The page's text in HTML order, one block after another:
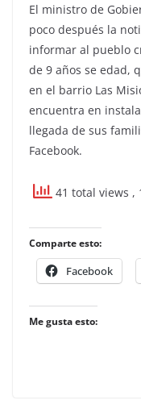
El ministro de
poco después la
informar al pueblo
de 9 años se edad,
en el barrio Las
encuentra en
llegada de sus
Facebook.
41 total views ,
Comparte esto:
Facebook
Me gusta esto: